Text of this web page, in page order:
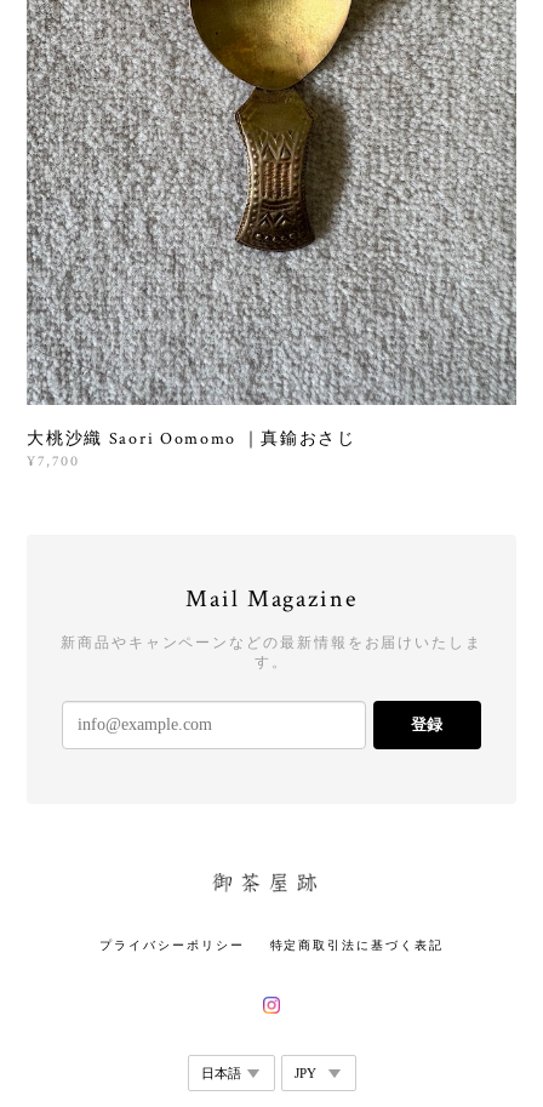
大桃沙織 Saori Oomomo ｜真鍮おさじ
¥7,700
Mail Magazine
新商品やキャンペーンなどの最新情報をお届けいたしま
す。
登録
プライバシーポリシー 特定商取引法に基づく表記